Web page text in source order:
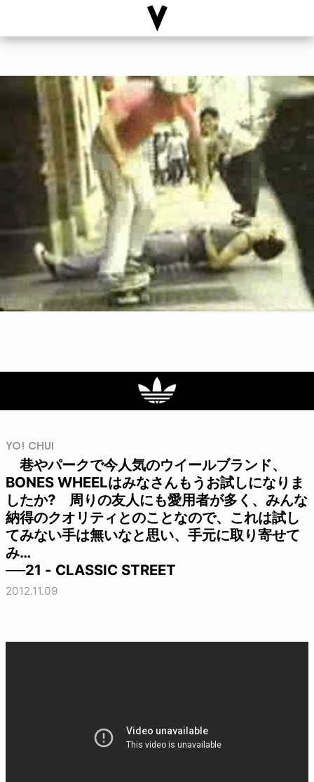
YO! CHUI
巷やパークで今人気のウイールブランド、
BONES WHEELはみなさんもうお試しになりま
したか? 周りの友人にも愛用者が多く、みんな
納得のクオリティとのことなので、これは試し
てみない手は無いなと思い、手元に取り寄せて
み…
──21 - CLASSIC STREET
2012.11.09